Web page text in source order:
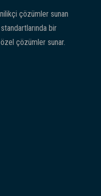
çözümler sunan
bir
çözümler sunar.